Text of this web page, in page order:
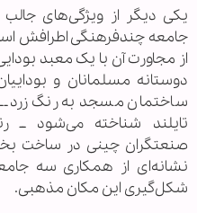
یکی دیگر از ویژگی‌های
جامعه چندفرهنگی اطرافش
از مجاورت آن با یک معبد
دوستانه مسلمانان و
ساختمان مسجد به رنگ زرد ــ
تایلند شناخته می‌شود
صنعتگران چینی در ساخت
نشانه‌ای از همکاری سه
شکل‌گیری این مکان مذهبی.